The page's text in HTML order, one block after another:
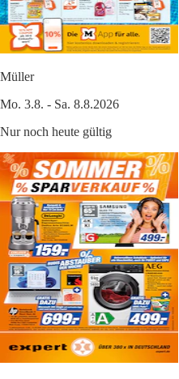
Müller
Mo. 3.8. - Sa. 8.8.2026
Nur noch heute gültig